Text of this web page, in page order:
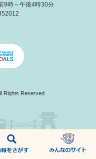
9時～午後4時30分
Rights Reserved.